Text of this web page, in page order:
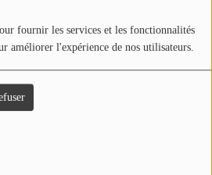
fournir les services et les fonctionnalités
améliorer l'expérience de nos utilisateurs.
avez
une erreur.